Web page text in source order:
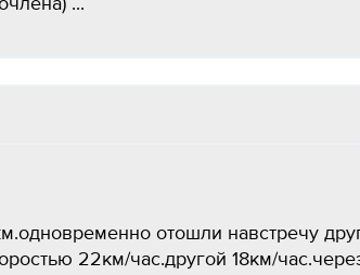
​...
отошли навстречу
22км/час.другой 18км/